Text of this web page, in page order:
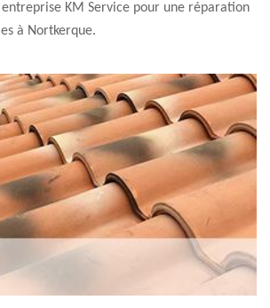
KM Service pour une réparation
à Nortkerque.